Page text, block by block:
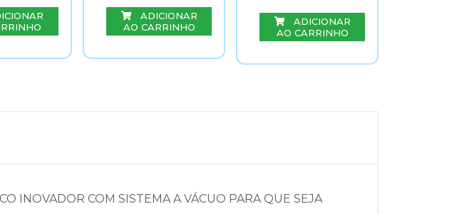
ADICIONAR
AO CARRINHO
ADICIONAR
AO CARRINHO
INOVADOR COM SISTEMA A VÁCUO PARA QUE SEJA